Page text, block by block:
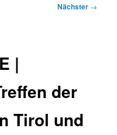
Nächster →
|
der
Tirol und